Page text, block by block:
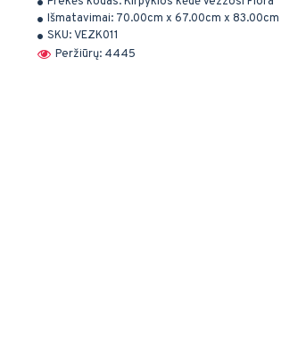
Išmatavimai: 70.00cm x 67.00cm x 83.00cm
SKU:VEZK011
Peržiūrų: 4445